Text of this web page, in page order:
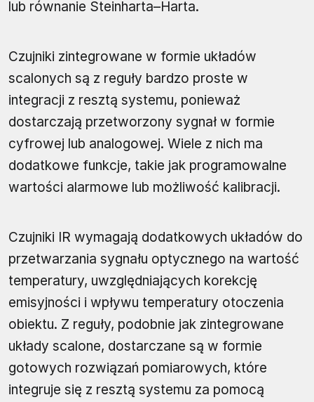
lub równanie Steinharta–Harta.
Czujniki zintegrowane w formie układów
scalonych są z reguły bardzo proste w
integracji z resztą systemu, ponieważ
dostarczają przetworzony sygnał w formie
cyfrowej lub analogowej. Wiele z nich ma
dodatkowe funkcje, takie jak programowalne
wartości alarmowe lub możliwość kalibracji.
Czujniki IR wymagają dodatkowych układów do
przetwarzania sygnału optycznego na wartość
temperatury, uwzględniających korekcję
emisyjności i wpływu temperatury otoczenia
obiektu. Z reguły, podobnie jak zintegrowane
układy scalone, dostarczane są w formie
gotowych rozwiązań pomiarowych, które
integruje się z resztą systemu za pomocą